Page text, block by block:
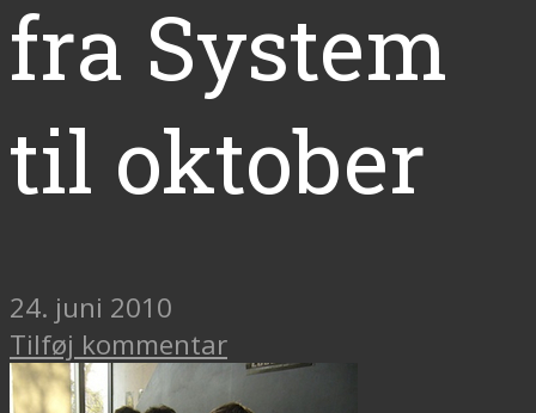
fra System
til oktober
24. juni 2010
Tilføj kommentar